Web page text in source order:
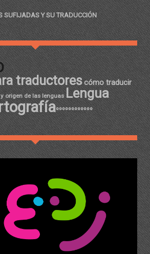
SUFIJADAS Y SU TRADUCCIÓN
traductorescómo traducir
origen de las lenguas Lengua
ºººººººººººº